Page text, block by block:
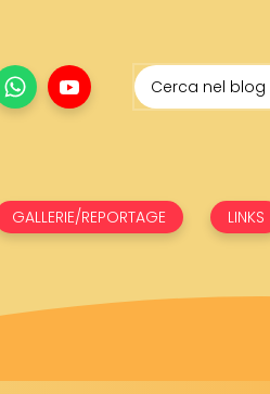
GALLERIE/REPORTAGE LINKS